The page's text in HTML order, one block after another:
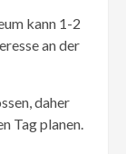
kann 1-2
an der
daher
Tag planen.